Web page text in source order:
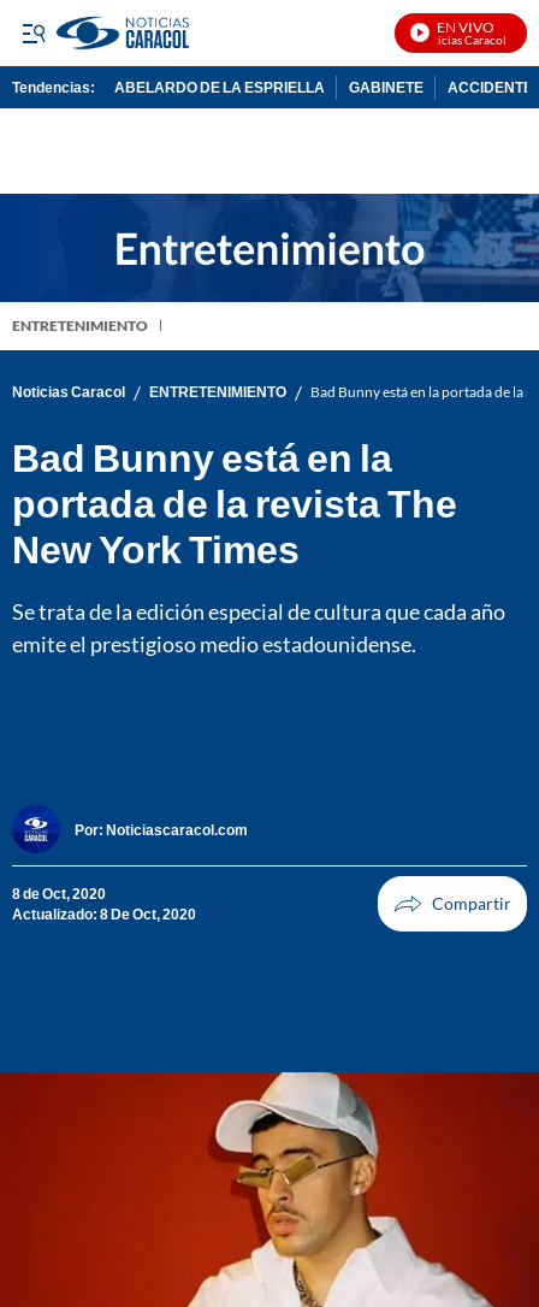
EN VIVO
Noticias Caracol En
Tendencias: ABELARDO DE LA ESPRIELLA GABINETE ACCIDENTE
ENTRETENIMIENTO
Noticias Caracol / ENTRETENIMIENTO / Bad Bunny está en la portada de la
Bad Bunny está en la
portada de la revista The
New York Times
Se trata de la edición especial de cultura que cada año
emite el prestigioso medio estadounidense.
Por: Noticiascaracol.com
8 de Oct, 2020
Actualizado: 8 De Oct, 2020